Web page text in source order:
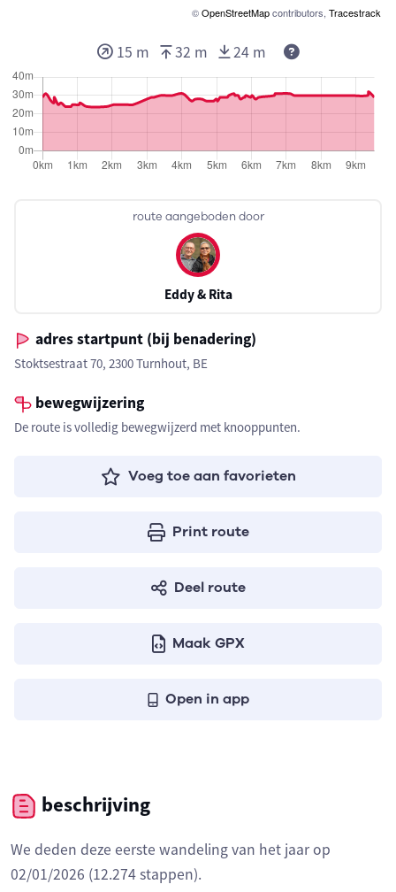
©OpenStreetMapcontributors, Tracestrack
route aangeboden door
Eddy & Rita
adres startpunt (bij benadering)
Stoktsestraat 70, 2300 Turnhout, BE
bewegwijzering
De route is volledig bewegwijzerd met knooppunten.
Voeg toe aan favorieten
Print route
Deel route
Maak GPX
Open in app
15 m 32 m 24 m
beschrijving
We deden deze eerste wandeling van het jaar op
02/01/2026 (12.274 stappen).